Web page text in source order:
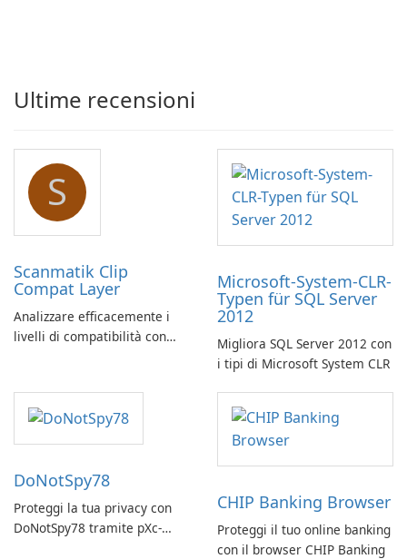
Ultime recensioni
S
Scanmatik Clip
Compat Layer
Analizzare efficacemente i
livelli di compatibilità con
Microsoft-System-CLR-
Typen für SQL Server
2012
Migliora SQL Server 2012 con
i tipi di Microsoft System CLR
DoNotSpy78
Proteggi la tua privacy con
DoNotSpy78 tramite pXc-
CHIP Banking Browser
Proteggi il tuo online banking
con il browser CHIP Banking